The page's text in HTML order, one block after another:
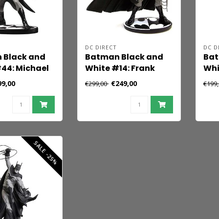
Black and
Michael
DC DIRECT
Batman Black and
White #14: Frank
Miller 1st Edition
€299,00 €249,00
DC
SALE -25%